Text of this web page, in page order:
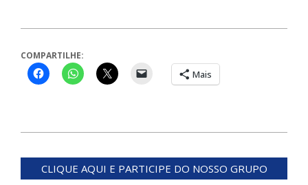
COMPARTILHE:
Mais
10-
CLIQUE AQUI E PARTICIPE DO NOSSO GRUPO